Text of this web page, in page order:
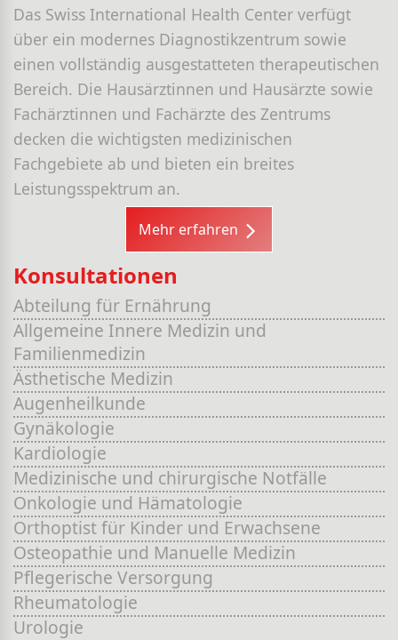
Das Swiss International Health Center verfügt
über ein modernes Diagnostikzentrum sowie
einen vollständig ausgestatteten therapeutischen
Bereich. Die Hausärztinnen und Hausärzte sowie
Fachärztinnen und Fachärzte des Zentrums
decken die wichtigsten medizinischen
Fachgebiete ab und bieten ein breites
Leistungsspektrum an.
Mehr erfahren
Konsultationen
Abteilung für Ernährung
Allgemeine Innere Medizin und
Familienmedizin
Ästhetische Medizin
Augenheilkunde
Gynäkologie
Kardiologie
Medizinische und chirurgische Notfälle
Onkologie und Hämatologie
Orthoptist für Kinder und Erwachsene
Osteopathie und Manuelle Medizin
Pflegerische Versorgung
Rheumatologie
Urologie